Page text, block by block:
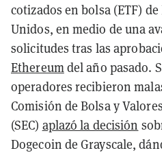
cotizados en bolsa (ETF)
Unidos, en medio de una
solicitudes tras las
Ethereumdel año pasado.
operadores recibieron
Comisión de Bolsa y
(SEC) aplazó la decisión
Dogecoin de Grayscale,